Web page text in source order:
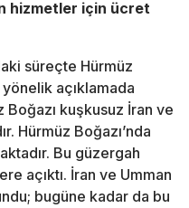
hizmetler için ücret
süreçte Hürmüz
yönelik açıklamada
Boğazı kuşkusuz İran ve
Hürmüz Boğazı’nda
Bu güzergah
açıktı. İran ve Umman
bugüne kadar da bu